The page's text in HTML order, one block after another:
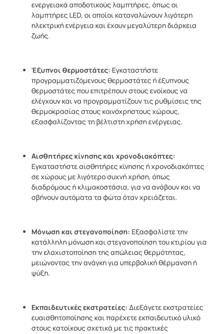
ενεργειακά αποδοτικούς λαμπτήρες, όπως οι
λαμπτήρες LED, οι οποίοι καταναλώνουν λιγότερη
ηλεκτρική ενέργεια και έχουν μεγαλύτερη διάρκεια
ζωής.
Έξυπνοι θερμοστάτες: Εγκαταστήστε
προγραμματιζόμενους θερμοστάτες ή έξυπνους
θερμοστάτες που επιτρέπουν στους ενοίκους να
ελέγχουν και να προγραμματίζουν τις ρυθμίσεις της
θερμοκρασίας στους κοινόχρηστους χώρους,
εξασφαλίζοντας τη βέλτιστη χρήση ενέργειας.
Αισθητήρες κίνησης και χρονοδιακόπτες:
Εγκαταστήστε αισθητήρες κίνησης ή χρονοδιακόπτες
σε χώρους με λιγότερο συχνή χρήση, όπως
διαδρόμους ή κλιμακοστάσια, για να ανάβουν και να
σβήνουν αυτόματα τα φώτα όταν χρειάζεται.
Μόνωση και στεγανοποίηση: Εξασφαλίστε την
κατάλληλη μόνωση και στεγανοποίηση του κτιρίου για
την ελαχιστοποίηση της απώλειας θερμότητας,
μειώνοντας την ανάγκη για υπερβολική θέρμανση ή
ψύξη.
Εκπαιδευτικές εκστρατείες: Διεξάγετε εκστρατείες
ευαισθητοποίησης και παρέχετε εκπαιδευτικό υλικό
στους κατοίκους σχετικά με τις πρακτικές